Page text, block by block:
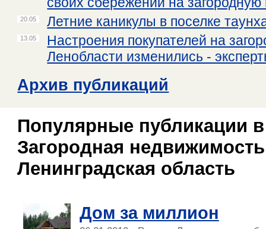
20.05 Летние каникулы в поселке
13.05
Настроения покупателей на
Ленобласти изменились -
Архив публикаций
Популярные публикации
Загородная
Ленинградская область
Дом за миллион